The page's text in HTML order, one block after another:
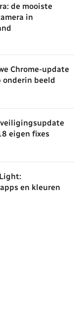
de mooiste
in
Chrome-update
onderin beeld
eigen fixes
en kleuren